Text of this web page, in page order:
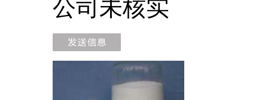
公司未核实